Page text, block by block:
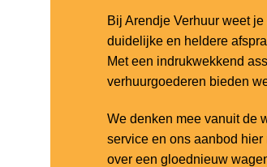
Bij Arendje Verhuur weet
duidelijke en heldere
Met een indrukwekkend
verhuurgoederen bieden
We denken mee vanuit de
service en ons aanbod
over een gloednieuw